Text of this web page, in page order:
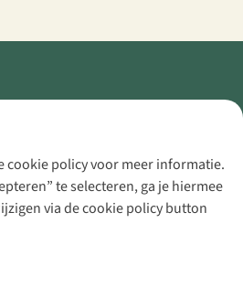
cookie policy voor meer informatie.
te selecteren, ga je hiermee
via de cookie policy button